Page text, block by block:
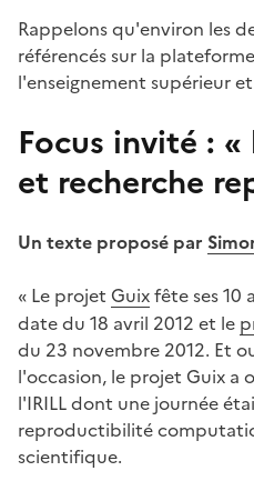
Rappelons qu'environ les
référencés sur la plateforme
l'enseignement supérieur
Focus invité :
et recherche
Un texte proposé par
« Le projet Guixfête ses 10
date du 18 avril 2012 et le
du 23 novembre 2012. Et
l'occasion, le projet Guix a
l'IRILL dont une journée
reproductibilité
scientifique.